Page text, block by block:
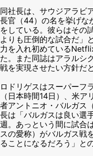
同社長は、サウジアラビ
長官（44）の名を挙げ
をしている。彼らはその
よりも圧倒的な試合だ」
力を入れ初めている
た。また同誌はアラルシ
戦を実現させたい方針だ
ロドリゲスはスーパーフ
（日本時間14日）、米
者アントニオ・バルガス
長は「バルガスは良い選
週。あっという間に試合
スの愛称）がバルガス戦
ることになるだろう」と